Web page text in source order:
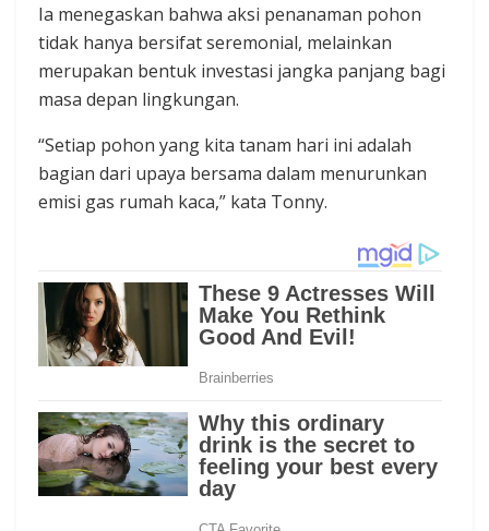
Ia menegaskan bahwa aksi penanaman pohon
tidak hanya bersifat seremonial, melainkan
merupakan bentuk investasi jangka panjang bagi
masa depan lingkungan.
“Setiap pohon yang kita tanam hari ini adalah
bagian dari upaya bersama dalam menurunkan
emisi gas rumah kaca,” kata Tonny.